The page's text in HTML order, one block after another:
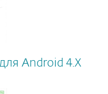
Android 4.X